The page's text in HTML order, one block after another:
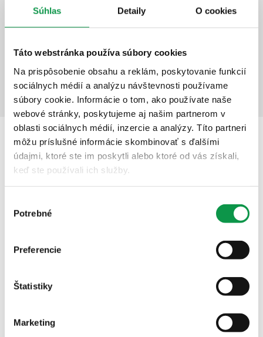
Súhlas Detaily O cookies
Táto webstránka používa súbory cookies
Na prispôsobenie obsahu a reklám, poskytovanie funkcií
sociálnych médií a analýzu návštevnosti používame
súbory cookie. Informácie o tom, ako používate naše
webové stránky, poskytujeme aj našim partnerom v
oblasti sociálnych médií, inzercie a analýzy. Títo partneri
môžu príslušné informácie skombinovať s ďalšími
údajmi, ktoré ste im poskytli alebo ktoré od vás získali,
keď ste používali ich služby.
súhlasu
Potrebné
Preferencie
Štatistiky
Marketing
Väčšia stabilita
Popis